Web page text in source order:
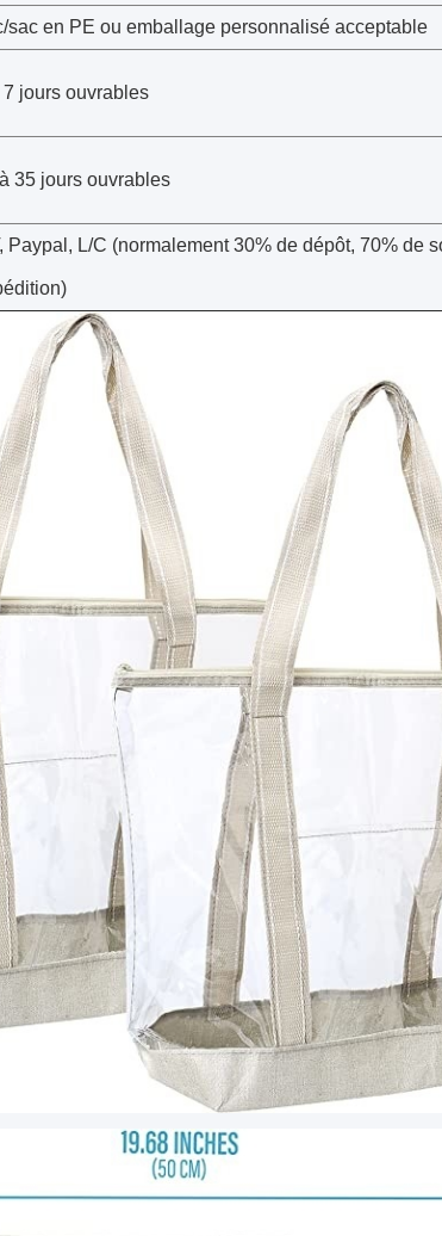
sac en PE ou emballage personnalisé acceptable
7 jours ouvrables
35 jours ouvrables
Paypal, L/C (normalement 30% de dépôt, 70% de